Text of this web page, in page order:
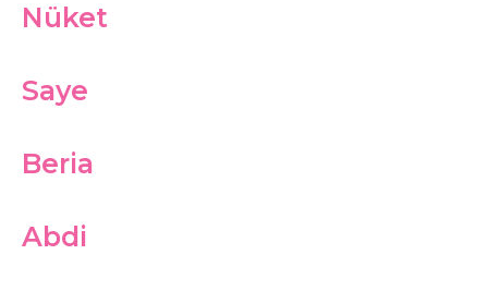
Nüket
Saye
Beria
Abdi